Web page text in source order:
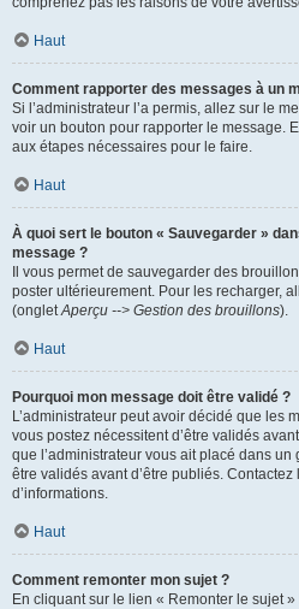
Haut
Comment rapporter des messages à un
Si l’administrateur l’a permis, allez sur le
voir un bouton pour rapporter le message.
aux étapes nécessaires pour le faire.
Haut
À quoi sert le bouton « Sauvegarder »
message ?
Il vous permet de sauvegarder des
poster ultérieurement. Pour les recharger,
(ongletAperçu --> Gestion des brouillons).
Haut
Pourquoi mon message doit être validé ?
L’administrateur peut avoir décidé que les
vous postez nécessitent d’être validés
que l’administrateur vous ait placé dans
être validés avant d’être publiés. Contactez
d’informations.
Haut
Comment remonter mon sujet ?
En cliquant sur le lien « Remonter le sujet